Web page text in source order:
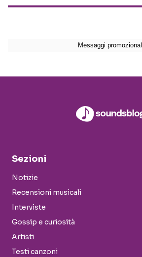
Sezioni
Notizie
Recensioni musicali
Interviste
Gossip e curiosità
Artisti
Testi canzoni